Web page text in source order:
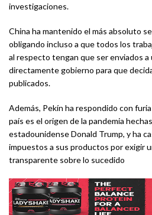
investigaciones.
China ha mantenido el más absoluto
obligando incluso a que todos los
al respecto tengan que ser enviados
directamente gobierno para que
publicados.
Además, Pekín ha respondido con
país es el origen de la pandemia
estadounidense Donald Trump, y ha
impuestos a sus productos por exigir
transparente sobre lo sucedido